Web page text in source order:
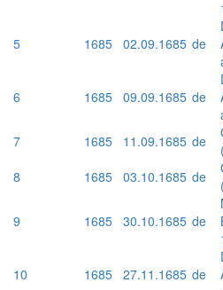
5 1685 02.09.1685 de
6 1685 09.09.1685 de
7 1685 11.09.1685 de
8
1685 03.10.1685 de
9 1685 30.10.1685 de
10 1685 27.11.1685 de